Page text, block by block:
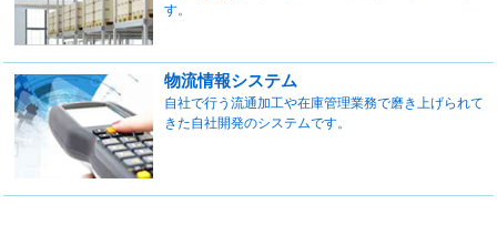
す。
物流情報システム
自社で行う流通加工や在庫管理業務で磨き上げられて
きた自社開発のシステムです。